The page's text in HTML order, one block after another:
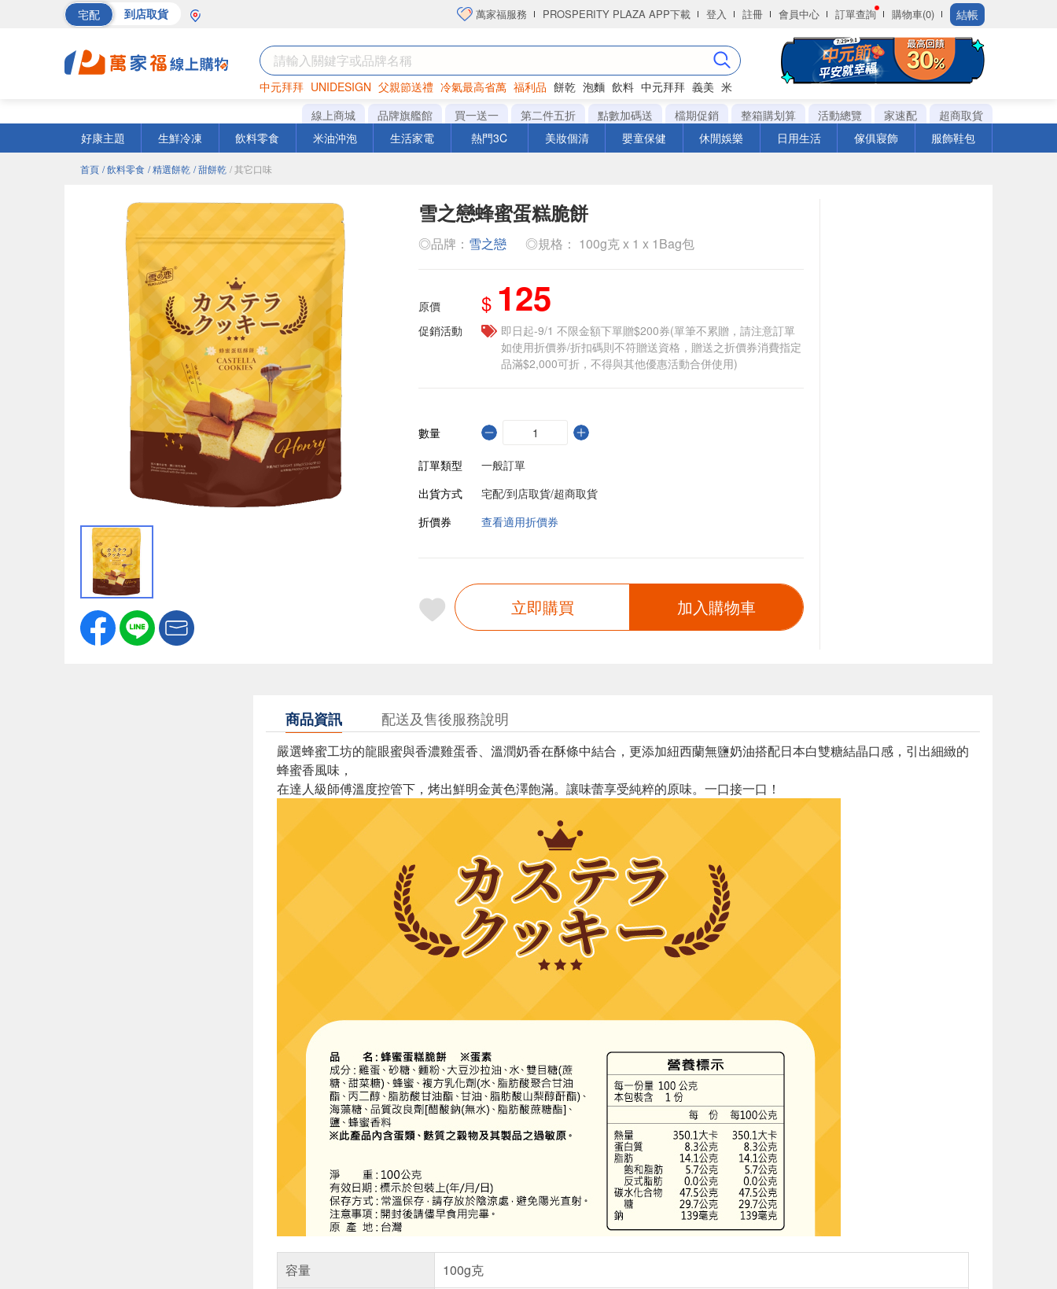
宅配 到店取貨 萬家福服務 PROSPERITY PLAZA APP下載 登入 註冊 會員中心 訂單查詢 購物車(0) 結帳
中元拜拜 UNIDESIGN 父親節送禮 冷氣最高省萬 福利品 餅乾 泡麵 飲料 中元拜拜 義美 米
巧克力 罐頭 衛生紙
線上商城 品牌旗艦館 買一送一 第二件五折 點數加碼送 檔期促銷 整箱購划算 活動總覽 家速配
超商取貨
好康主題
生鮮冷凍 飲料零食 米油沖泡 生活家電 熱門3C 美妝個清 嬰童保健 休閒娛樂 日用生活 傢俱寢飾 服飾鞋包
首頁 / 飲料零食 / 精選餅乾 / 甜餅乾 / 其它口味
雪之戀蜂蜜蛋糕脆餅
◎品牌： 雪之戀 ◎規格： 100g克 x 1 x 1Bag包
原價 $ 125
促銷活動
即日起-9/1 不限金額下單贈$200券(單筆不累贈，請注意訂單
如使用折價券/折扣碼則不符贈送資格，贈送之折價券消費指定
品滿$2,000可折，不得與其他優惠活動合併使用)
數量
訂單類型
一般訂單
出貨方式
宅配/到店取貨/超商取貨
折價券
查看適用折價券
立即購買 加入購物車
商品資訊 配送及售後服務說明
嚴選蜂蜜工坊的龍眼蜜與香濃雞蛋香、溫潤奶香在酥條中結合，更添加紐西蘭無鹽奶油搭配日本白雙糖結晶口感，引出細緻的
蜂蜜香風味，
在達人級師傅溫度控管下，烤出鮮明金黃色澤飽滿。讓味蕾享受純粹的原味。一口接一口！
容量
100g克